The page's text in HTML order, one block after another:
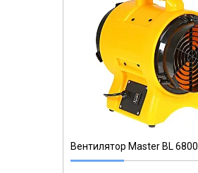
Вентилятор Master BL 6800
SHT-40